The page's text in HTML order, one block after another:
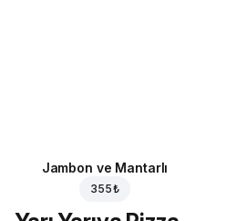
Jambon ve Mantarlı
355 ₺